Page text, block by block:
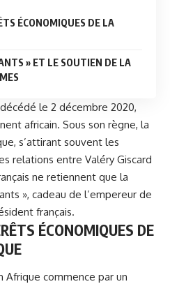
ÉCONOMIQUES DE LA
» ET LE SOUTIEN DE LA
le 2 décembre 2020,
africain. Sous son règne, la
s’attirant souvent les
relations entre Valéry Giscard
ne retiennent que la
», cadeau de l’empereur de
français.
ÉCONOMIQUES DE
Afrique commence par un